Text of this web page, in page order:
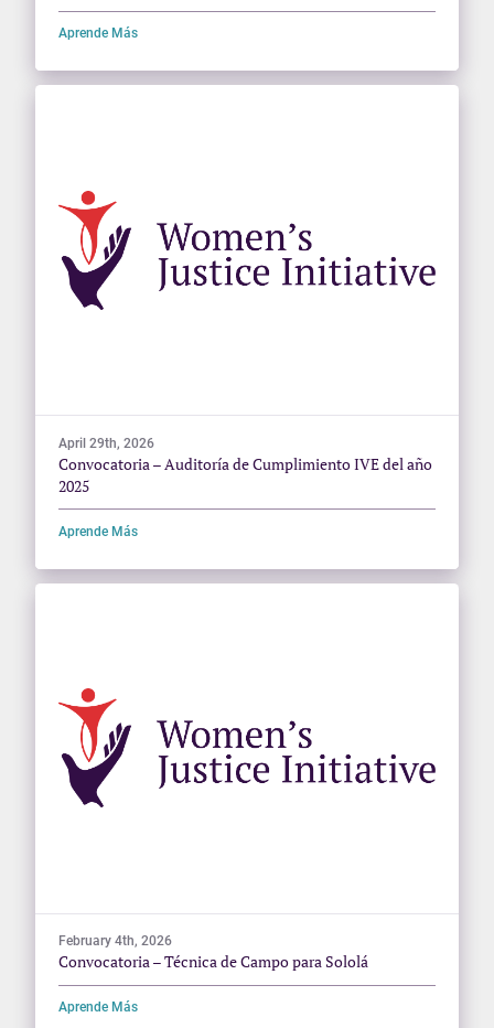
Aprende Más
April 29th, 2026
Convocatoria – Auditoría de Cumplimiento IVE del año
2025
Aprende Más
February 4th, 2026
Convocatoria – Técnica de Campo para Sololá
Aprende Más